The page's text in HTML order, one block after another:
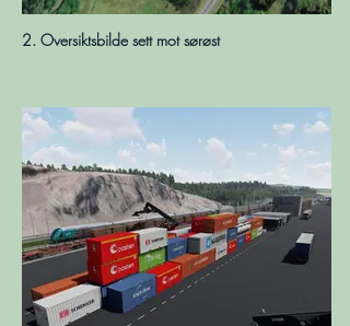
2. Oversiktsbilde sett mot sørøst